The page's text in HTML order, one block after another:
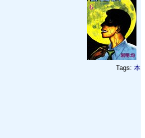
Tags: 本